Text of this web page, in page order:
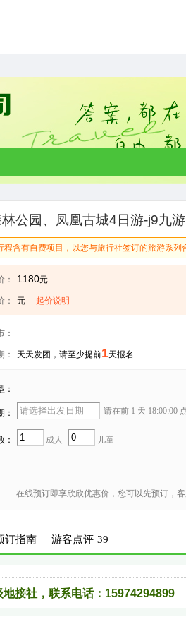
公园、凤凰古城4日游-j9九游
程含有自费项目，以您与旅行社签订的旅游系列
： 1180元
： 元 起价说明
：
： 天天发团，请至少提前1天报名
：
： 请在前 1 天 18:00:00
： 成人 儿童
在线预订即享欣欣优惠价，您可以先预订，
订指南 游客点评 39
接社，联系电话：15974294899